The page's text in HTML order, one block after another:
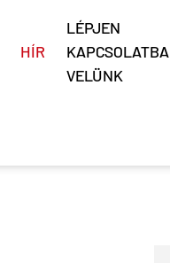
HÍR
LÉPJEN
KAPCSOLATBA
VELÜNK